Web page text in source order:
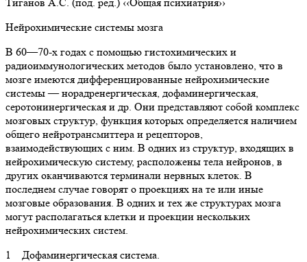
Нейрохимические системы мозга
В 60—70-х годах с помощью гистохимических и
радиоиммунологических методов было установлено, что в
мозге имеются дифференцированные нейрохимические
системы — норадренергическая, дофаминергическая,
серотонинергическая и др. Они представляют собой комплекс
мозговых структур, функция которых определяется наличием
общего нейротрансмиттера и рецепторов,
взаимодействующих с ним. В одних из структур, входящих в
нейрохимическую систему, расположены тела нейронов, в
других оканчиваются терминали нервных клеток. В
последнем случае говорят о проекциях на те или иные
мозговые образования. В одних и тех же структурах мозга
могут располагаться клетки и проекции нескольких
нейрохимических систем.
1 Дофаминергическая система.